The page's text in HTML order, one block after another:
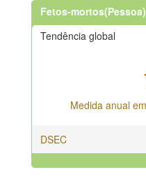
Fetos-mortos(Pessoa)
Tendência global
Medida anual
DSEC